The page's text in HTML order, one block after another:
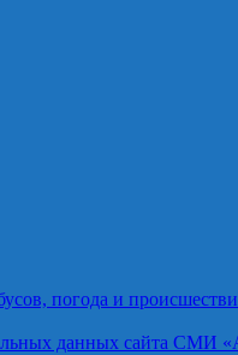
погода и
данных сайта СМИ